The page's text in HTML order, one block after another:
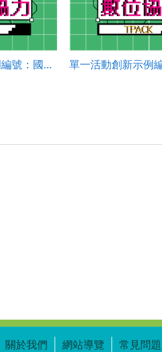
單一活動創新示例編號：國小資議 2024-002
關於我們 網站導覽 常見問題